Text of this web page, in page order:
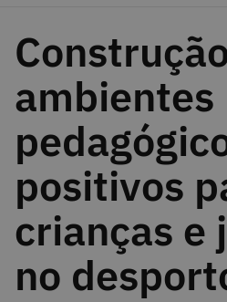
ambientes
positivos
crianças e
no